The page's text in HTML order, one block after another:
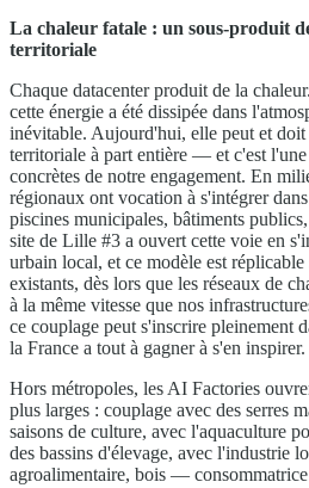
La chaleur fatale : un sous-produit
territoriale
Chaque datacenter produit de la
cette énergie a été dissipée dans
inévitable. Aujourd'hui, elle peut et doit
territoriale à part entière — et c'est
concrètes de notre engagement. En
régionaux ont vocation à s'intégrer
piscines municipales, bâtiments
site de Lille #3 a ouvert cette voie en
urbain local, et ce modèle est
existants, dès lors que les réseaux de
à la même vitesse que nos
ce couplage peut s'inscrire pleinement
la France a tout à gagner à s'en inspirer.
Hors métropoles, les AI Factories
plus larges : couplage avec des serres
saisons de culture, avec l'aquaculture
des bassins d'élevage, avec l'industrie
agroalimentaire, bois — consommatrice